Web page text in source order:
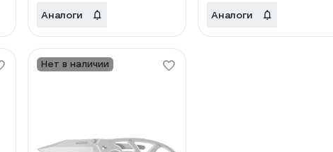
Аналоги Аналоги
Нет в наличии